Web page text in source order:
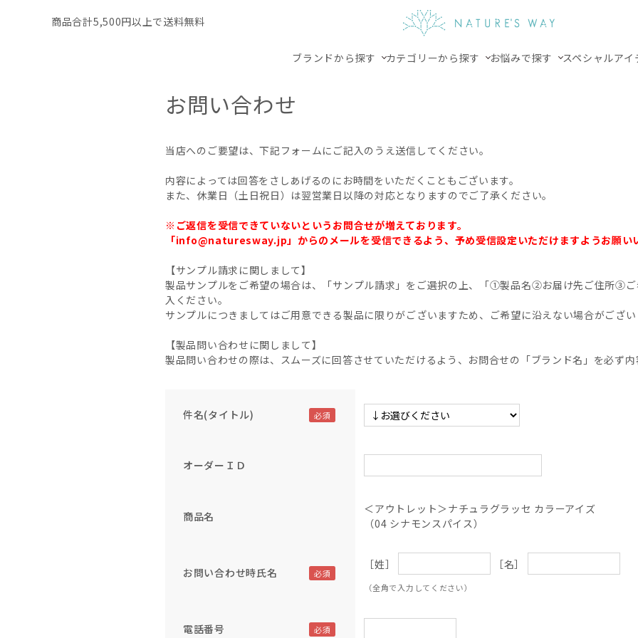
商品合計5,500円以上で送料無料
ブランドから探す カテゴリーから探す お悩みで探す スペシャルアイ
お問い合わせ
当店へのご要望は、下記フォームにご記入のうえ送信してください。
内容によっては回答をさしあげるのにお時間をいただくこともございます。
また、休業日（土日祝日）は翌営業日以降の対応となりますのでご了承ください。
※ご返信を受信できていないというお問合せが増えております。
「info@naturesway.jp」からのメールを受信できるよう、予め受信設定いただけますようお願い
【サンプル請求に関しまして】
製品サンプルをご希望の場合は、「サンプル請求」をご選択の上、「①製品名②お届け先ご住所③
入ください。
サンプルにつきましてはご用意できる製品に限りがございますため、ご希望に沿えない場合がござい
【製品問い合わせに関しまして】
製品問い合わせの際は、スムーズに回答させていただけるよう、お問合せの「ブランド名」を必ず内
件名(タイトル)
オーダーＩＤ
商品名
＜アウトレット＞ナチュラグラッセ カラーアイズ
（04 シナモンスパイス）
お問い合わせ時氏名
［姓］ ［名］
（全角で入力してください）
電話番号